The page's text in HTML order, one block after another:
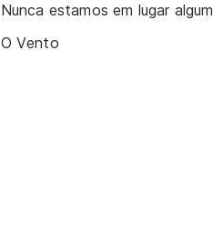
Nunca estamos em lugar algum
O Vento